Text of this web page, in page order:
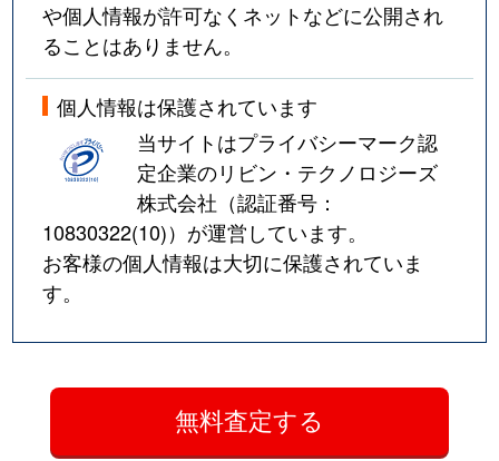
や個人情報が許可なくネットなどに公開され
ることはありません。
個人情報は保護されています
当サイトはプライバシーマーク認
定企業のリビン・テクノロジーズ
株式会社（認証番号：
10830322(10)）が運営しています。
お客様の個人情報は大切に保護されていま
す。